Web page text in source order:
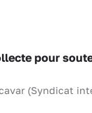
pour
(Syndicat